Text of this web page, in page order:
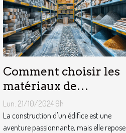
Comment choisir les
matériaux de
construction adaptés à
votre projet
Lun. 21/10/2024 9h
La construction d'un édifice est une
aventure passionnante, mais elle repose